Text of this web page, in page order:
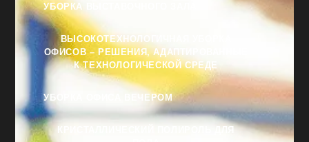
УБОРКА ВЫСТАВОЧНОГО ЗАЛА
ВЫСОКОТЕХНОЛОГИЧНАЯ УБОРКА
ОФИСОВ – РЕШЕНИЯ, АДАПТИРОВАННЫЕ
К ТЕХНОЛОГИЧЕСКОЙ СРЕДЕ
УБОРКА ОФИСА ВЕЧЕРОМ
КРИСТАЛЛИЧЕСКИЙ ПОЛИРОЛЬ ДЛЯ